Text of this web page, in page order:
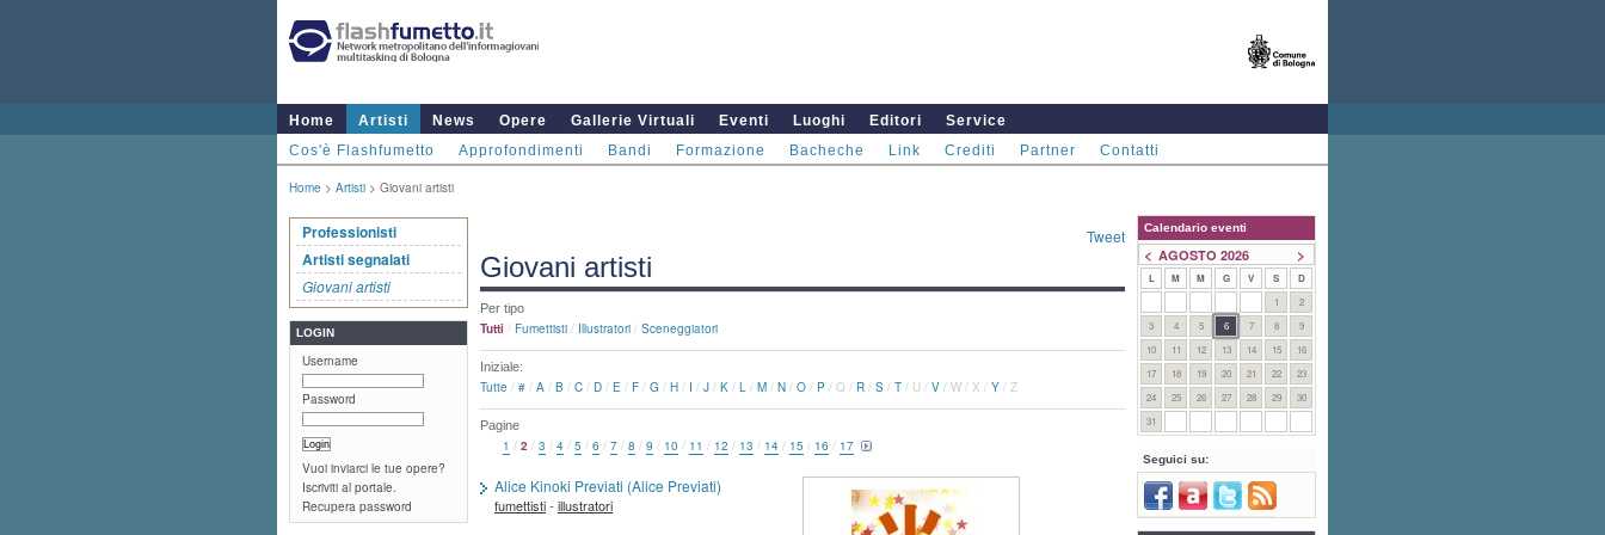
Home Artisti News Opere Gallerie Virtuali Eventi Luoghi Editori
Service
Cos'è Flashfumetto
Approfondimenti Bandi Formazione Bacheche Link Crediti Partner Contatti
Home > Artisti > Giovani artisti
Professionisti
Artisti segnalati
Giovani artisti
LOGIN
Username
Password
Vuoi inviarci le tue opere?
Iscriviti al portale.
Recupera password
Tweet
Giovani artisti
Per tipo
Tutti / Fumettisti / Illustratori / Sceneggiatori
Iniziale:
Tutte / # / A / B / C / D / E / F / G / H / I / J / K / L / M / N / O / P / Q / R / S / T / U / V / W / X / Y / Z
Pagine
1 / 2 / 3 / 4 / 5 / 6 / 7 / 8 / 9 / 10 / 11 / 12 / 13 / 14 / 15 / 16 / 17
Alice Kinoki Previati (Alice Previati)
fumettisti-illustratori
Calendario eventi
>
< AGOSTO 2026
L M M G V S
D
1
2
3
4 5 6 7 8
9
10
11 12 13 14 15
16
17
18 19 20 21 22
23
24
25 26 27 28 29
30
31
Seguici su: